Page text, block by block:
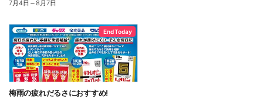
7月4日 ～8月7日
End Today
梅雨の疲れだるさにおすすめ!